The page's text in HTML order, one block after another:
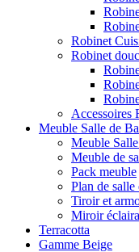
Robinet
Robinet
Accessoires
Meuble Salle de
Meuble
Meuble de
Pack meuble
Plan de salle
Tiroir et
Miroir
Terracotta
Gamme Beige